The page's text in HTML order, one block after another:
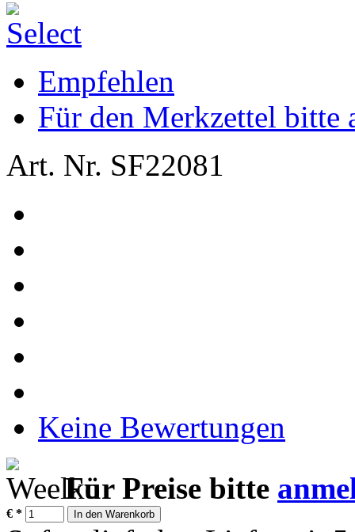
Empfehlen
Für den Merkzettel bitte
Art. Nr. SF22081
Keine Bewertungen
Für Preise bitte
€ * In den Warenkorb